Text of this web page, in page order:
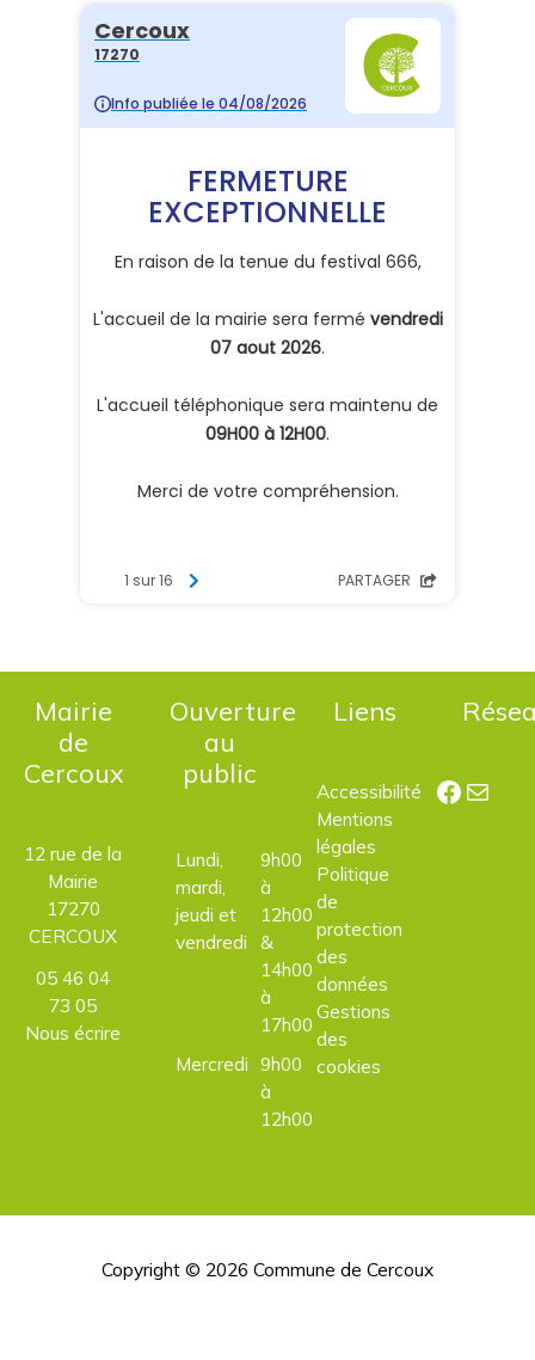
Mairie
de
Cercoux
12 rue de la
Mairie
17270
CERCOUX
05 46 04
73 05
Nous écrire
Ouverture
au
public
Lundi,
mardi,
jeudi et
vendredi
9h00
à
12h00
&
14h00
à
17h00
Mercredi 9h00
à
12h00
Liens
Accessibilité
Mentions
légales
Politique
de
protection
des
données
Gestions
des
cookies
E-mail
Copyright © 2026 Commune de Cercoux